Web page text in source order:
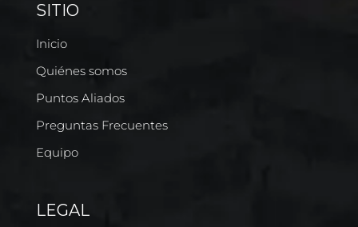
SITIO
Inicio
Quiénes somos
Puntos Aliados
Preguntas Frecuentes
Equipo
LEGAL